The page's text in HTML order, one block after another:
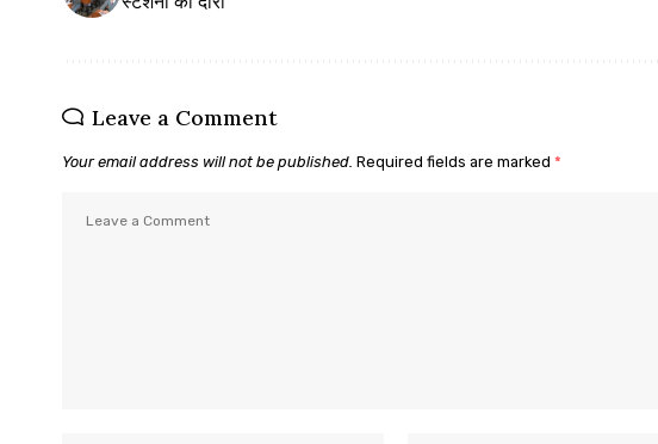
Leave a Comment
Your email address will not be published. Required fields are marked *